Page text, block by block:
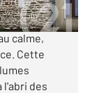
vous
calme,
Cette
l'abri des